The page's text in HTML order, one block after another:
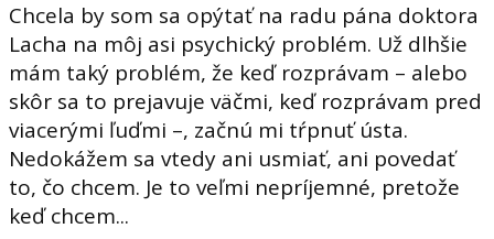
Chcela by som sa opýtať na radu pána doktora
Lacha na môj asi psychický problém. Už dlhšie
mám taký problém, že keď rozprávam – alebo
skôr sa to prejavuje väčmi, keď rozprávam pred
viacerými ľuďmi –, začnú mi tŕpnuť ústa.
Nedokážem sa vtedy ani usmiať, ani povedať
to, čo chcem. Je to veľmi nepríjemné, pretože
keď chcem...